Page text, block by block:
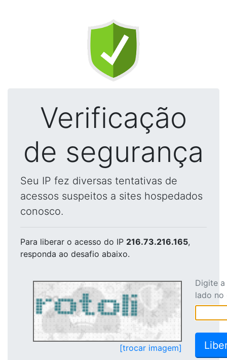
Verificação
de segurança
Seu IP fez diversas tentativas de
acessos suspeitos a sites hospedados
conosco.
Para liberar o acesso do IP 216.73.216.165,
responda ao desafio abaixo.
[trocar imagem]
Digite
lado no